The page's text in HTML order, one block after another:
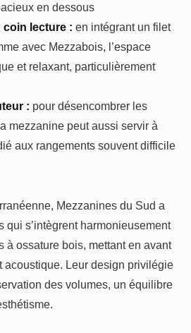
en dessous
coin lecture : en intégrant un filet
avec Mezzabois, l’espace
et relaxant, particulièrement
: pour désencombrer les
mezzanine peut aussi servir à
aux rangements souvent difficile
Mezzanines du Sud a
qui s’intègrent harmonieusement
à ossature bois, mettant en avant
acoustique. Leur design privilégie
des volumes, un équilibre